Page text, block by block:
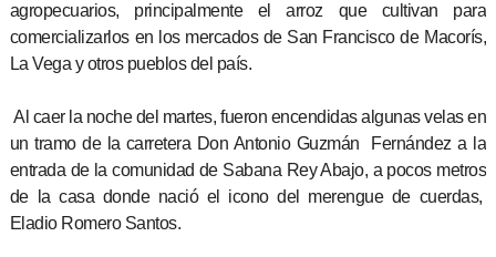
agropecuarios, principalmente el arroz que cultivan para
comercializarlos en los mercados de San Francisco de Macorís,
La Vega y otros pueblos del país.
Al caer la noche del martes, fueron encendidas algunas velas en
un tramo de la carretera Don Antonio Guzmán Fernández a la
entrada de la comunidad de Sabana Rey Abajo, a pocos metros
de la casa donde nació el icono del merengue de cuerdas,
Eladio Romero Santos.